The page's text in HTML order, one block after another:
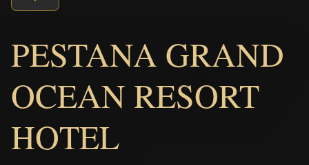
PESTANA GRAND
OCEAN RESORT
HOTEL